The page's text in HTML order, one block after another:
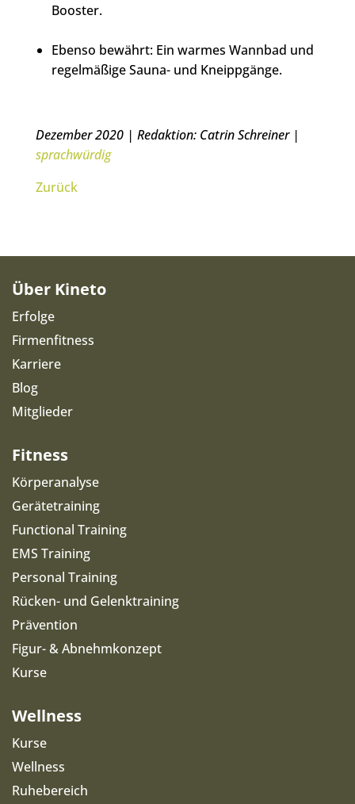
Booster.
Ebenso bewährt: Ein warmes Wannbad und
regelmäßige Sauna- und Kneippgänge.
Dezember 2020 | Redaktion: Catrin Schreiner |
sprachwürdig
Zurück
Über Kineto
Erfolge
Firmenfitness
Karriere
Blog
Mitglieder
Fitness
Körperanalyse
Gerätetraining
Functional Training
EMS Training
Personal Training
Rücken- und Gelenktraining
Prävention
Figur- & Abnehmkonzept
Kurse
Wellness
Kurse
Wellness
Ruhebereich